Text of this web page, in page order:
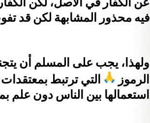
عن الكفار في الأصل، لكن
فيه محذور المشابهة لكن قد
ولهذا، يجب على المسلم أن
الرموز
التي ترتبط
استعمالها بين الناس دون علم